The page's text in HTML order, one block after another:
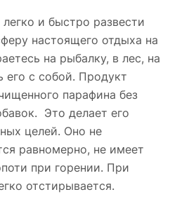
и быстро развести
настоящего отдыха на
на рыбалку, в лес, на
его с собой. Продукт
парафина без
Это делает его
целей. Оно не
равномерно, не имеет
при горении. При
отстирывается.